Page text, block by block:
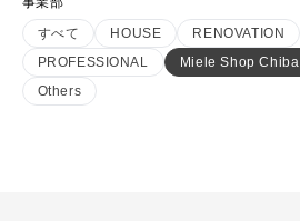
すべて
HOUSE RENOVATION
PROFESSIONAL
Miele Shop Chiba
Others